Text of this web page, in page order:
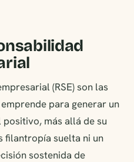
(RSE) son las
para generar un
más allá de su
filantropía suelta ni un
sostenida de